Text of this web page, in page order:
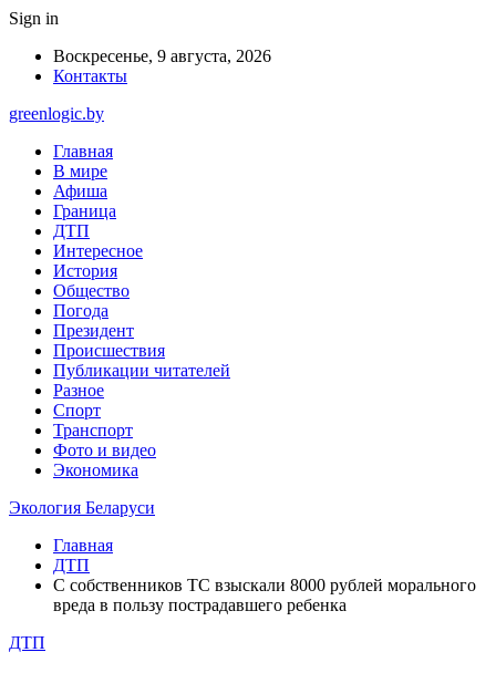
Sign in
Воскресенье, 9 августа, 2026
Контакты
greenlogic.by
Главная
В мире
Афиша
Граница
ДТП
Интересное
История
Общество
Погода
Президент
Происшествия
Публикации читателей
Разное
Спорт
Транспорт
Фото и видео
Экономика
Экология Беларуси
Главная
ДТП
С собственников ТС взыскали 8000 рублей морального
вреда в пользу пострадавшего ребенка
ДТП